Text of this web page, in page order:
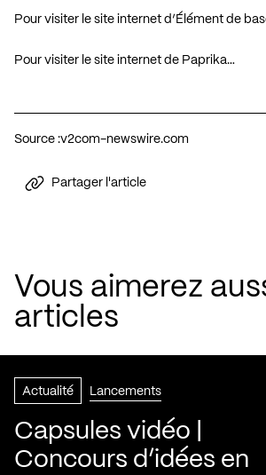
Pour visiter le site internet d’Élément de
Pour visiter le site internet de Paprika…
Source :v2com-newswire.com
Partager l'article
Vous aimerez
articles
Actualité Lancements
Capsules vidéo |
Concours d’idées en